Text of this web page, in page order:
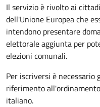
Il servizio è rivolto ai
dell'Unione Europea che
intendono presentare
elettorale aggiunta per
elezioni comunali.
Per iscriversi è
riferimento
italiano.